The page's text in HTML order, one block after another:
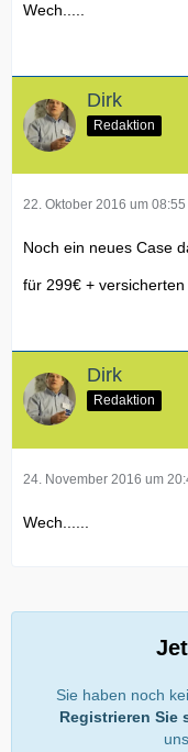
Wech.....
Dirk
Redaktion
22. Oktober 2016 um 08:55
Noch ein neues Case
für 299€ + versicherten
Dirk
Redaktion
24. November 2016 um
Wech......
Sie haben noch
Registrieren Sie